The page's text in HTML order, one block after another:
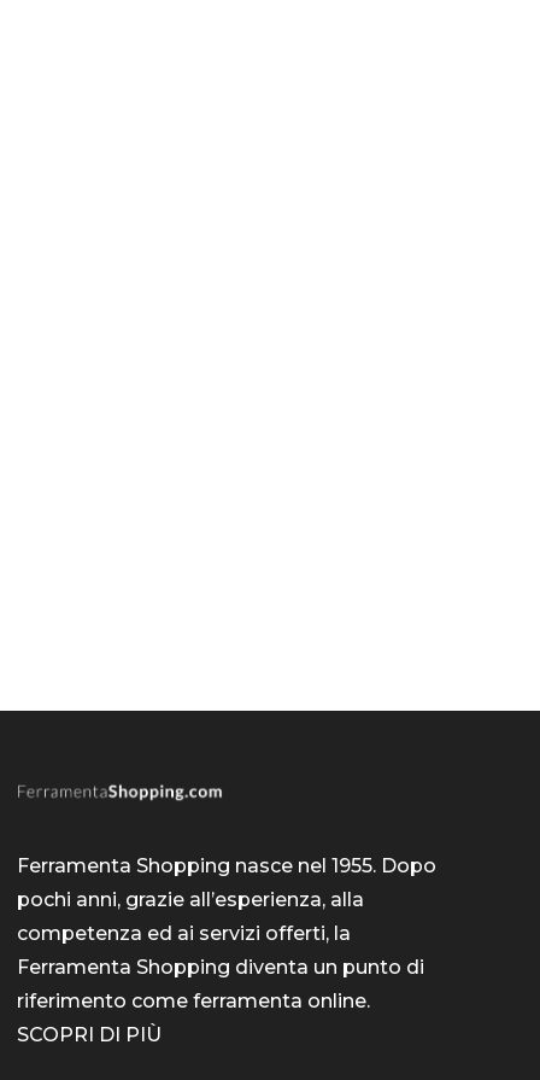
Ferramenta Shopping nasce nel 1955. Dopo
pochi anni, grazie all’esperienza, alla
competenza ed ai servizi offerti, la
Ferramenta Shopping diventa un punto di
riferimento come ferramenta online.
SCOPRI DI PIÙ